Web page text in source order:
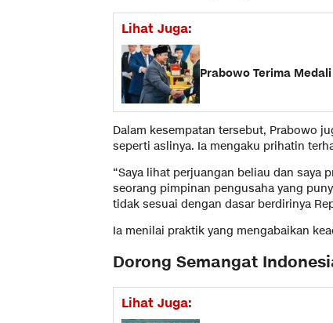
Lihat Juga:
Prabowo Terima
Dalam kesempatan tersebut, Prabowo
seperti aslinya. Ia mengaku prihatin
“Saya lihat perjuangan beliau dan saya
seorang pimpinan pengusaha yang
tidak sesuai dengan dasar berdirinya
Ia menilai praktik yang mengabaikan
Dorong Semangat
Lihat Juga: